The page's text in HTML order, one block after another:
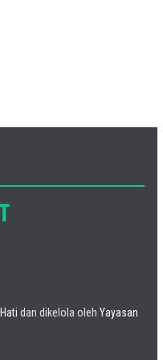
dan dikelola oleh Yayasan